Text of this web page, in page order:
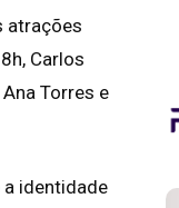
atrações
Carlos
Torres e
identidade